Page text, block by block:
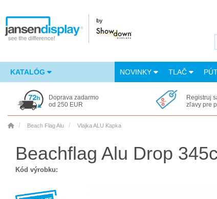
KATALÓG NOVINKY TLAČ
Doprava zadarmo
od 250 EUR
Registruj
zľavy pre
Beach Flag Alu Vlajka ALU Kapka
Beachflag Alu Drop
Kód výrobku: